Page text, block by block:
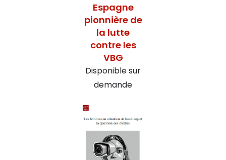
Espagne
pionnière de
la lutte
contre les
VBG
Disponible sur
demande